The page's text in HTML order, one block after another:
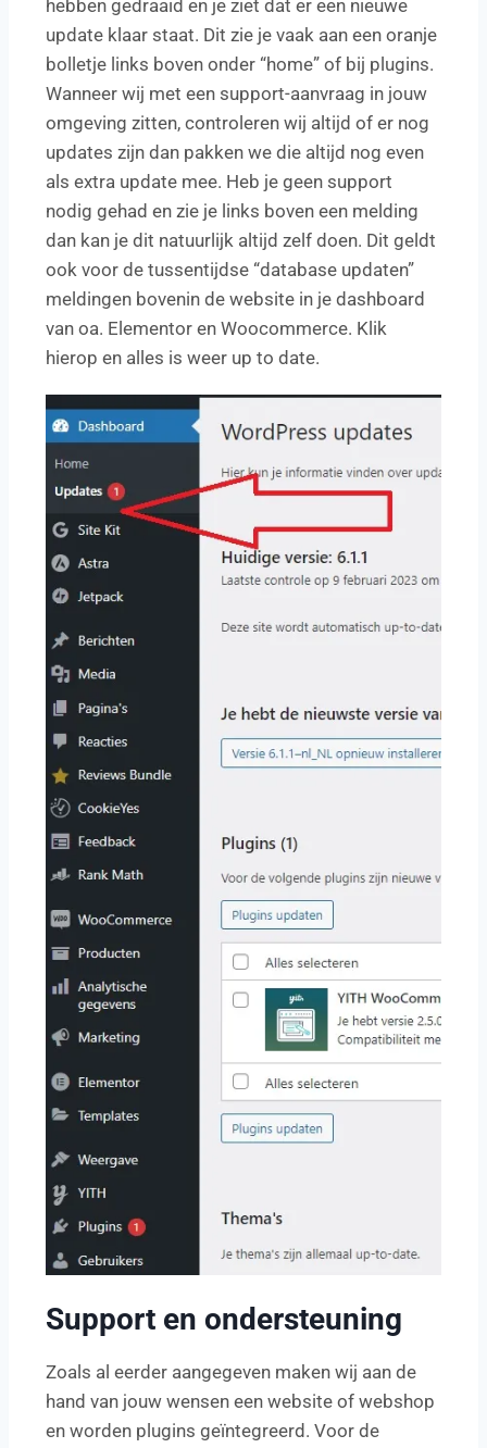
hebben gedraaid en je ziet dat er een nieuwe
update klaar staat. Dit zie je vaak aan een oranje
bolletje links boven onder “home” of bij plugins.
Wanneer wij met een support-aanvraag in jouw
omgeving zitten, controleren wij altijd of er nog
updates zijn dan pakken we die altijd nog even
als extra update mee. Heb je geen support
nodig gehad en zie je links boven een melding
dan kan je dit natuurlijk altijd zelf doen. Dit geldt
ook voor de tussentijdse “database updaten”
meldingen bovenin de website in je dashboard
van oa. Elementor en Woocommerce. Klik
hierop en alles is weer up to date.
Support en ondersteuning
Zoals al eerder aangegeven maken wij aan de
hand van jouw wensen een website of webshop
en worden plugins geïntegreerd. Voor de